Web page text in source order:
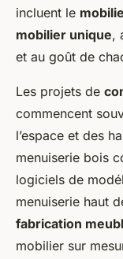
incluent le
mobilier unique,
et au goût de
Les projets de
commencent
l’espace et des
menuiserie bois
logiciels de
menuiserie haut
fabrication
mobilier sur